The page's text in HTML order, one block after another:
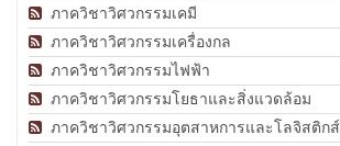
ภาควิชาวิศวกรรมเคมี
ภาควิชาวิศวกรรมเครื่องกล
ภาควิชาวิศวกรรมไฟฟ้า
ภาควิชาวิศวกรรมโยธาและสิ่งแวดล้อม
ภาควิชาวิศวกรรมอุตสาหการและโลจิสติกส์